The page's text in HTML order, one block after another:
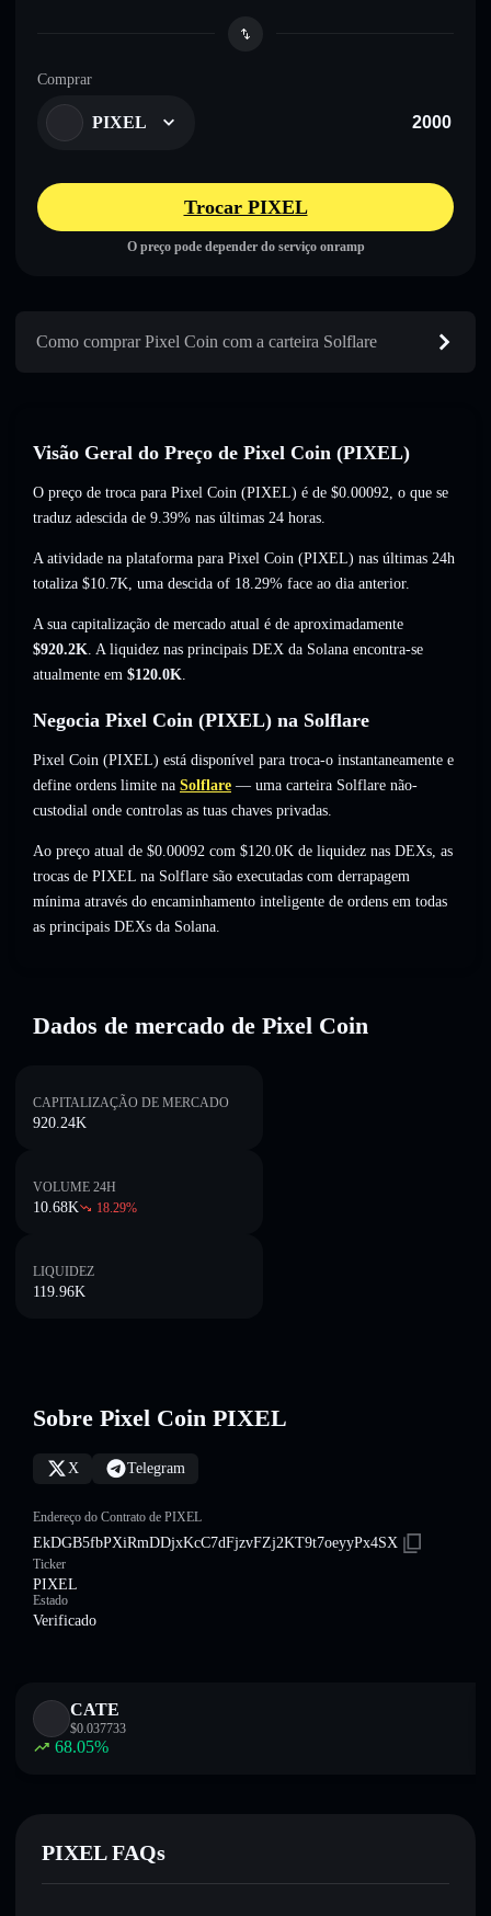
Comprar
PIXEL
Trocar PIXEL
O preço pode depender do serviço onramp
Como comprar Pixel Coin com a carteira Solflare
Visão Geral do Preço de Pixel Coin (PIXEL)
O preço de troca para Pixel Coin (PIXEL) é de $0.00092, o que se
traduz adescida de 9.39% nas últimas 24 horas.
A atividade na plataforma para Pixel Coin (PIXEL) nas últimas 24h
totaliza $10.7K, uma descida of 18.29% face ao dia anterior.
A sua capitalização de mercado atual é de aproximadamente
$920.2K. A liquidez nas principais DEX da Solana encontra-se
atualmente em $120.0K.
Negocia Pixel Coin (PIXEL) na Solflare
Pixel Coin (PIXEL) está disponível para troca-o instantaneamente e
define ordens limite na Solflare — uma carteira Solflare não-
custodial onde controlas as tuas chaves privadas.
Ao preço atual de $0.00092 com $120.0K de liquidez nas DEXs, as
trocas de PIXEL na Solflare são executadas com derrapagem
mínima através do encaminhamento inteligente de ordens em todas
as principais DEXs da Solana.
Dados de mercado de Pixel Coin
CAPITALIZAÇÃO DE MERCADO
920.24K
VOLUME 24H
10.68K 18.29%
LIQUIDEZ
119.96K
Sobre Pixel Coin PIXEL
X Telegram
Endereço do Contrato de PIXEL
EkDGB5fbPXiRmDDjxKcC7dFjzvFZj2KT9t7oeyyPx4SX
Ticker
PIXEL
Estado
Verificado
CATE
$0.037733
68.05%
PIXEL FAQs